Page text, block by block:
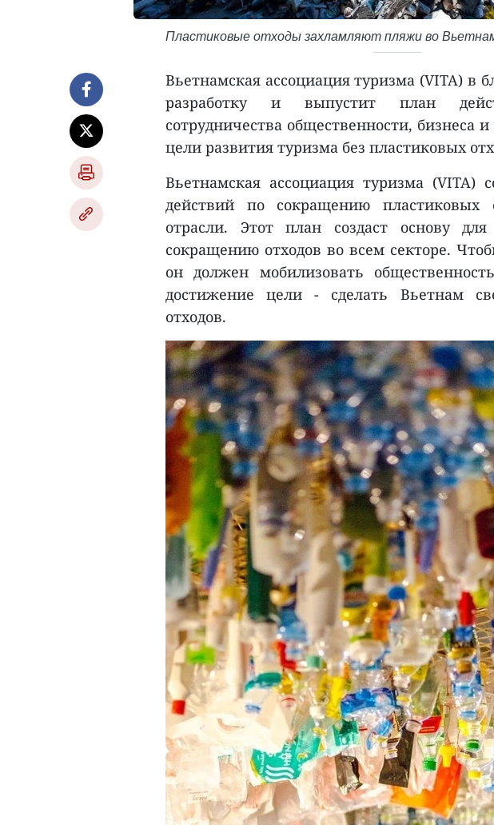
Пластиковые отходы захламляют пляжи во
Вьетнамская ассоциация туризма (VITA) в
разработку и выпустит план
сотрудничества общественности, бизнеса
цели развития туризма без пластиковых
Вьетнамская ассоциация туризма (VITA)
действий по сокращению пластиковых
отрасли. Этот план создаст основу
сокращению отходов во всем секторе.
он должен мобилизовать
достижение цели - сделать Вьетнам
отходов.